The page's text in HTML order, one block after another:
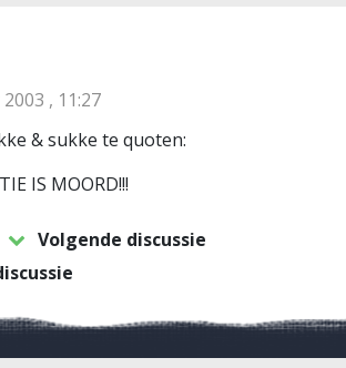
, 11:27
& sukke te quoten:
IS MOORD!!!
Volgende discussie